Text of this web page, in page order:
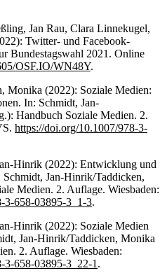
Jan Rau, Clara Linnekugel,
Twitter- und Facebook-
Bundestagswahl 2021. Online
OSF.IO/WN48Y.
Monika (2022): Soziale Medien:
In: Schmidt, Jan-
Handbuch Soziale Medien. 2.
https://doi.org/10.1007/978-3-
Hinrik (2022): Entwicklung und
Jan-Hinrik/Taddicken,
Medien. 2. Auflage. Wiesbaden:
3-658-03895-3_1-3.
Hinrik (2022): Soziale Medien
Jan-Hinrik/Taddicken, Monika
2. Auflage. Wiesbaden:
3-658-03895-3_22-1 .